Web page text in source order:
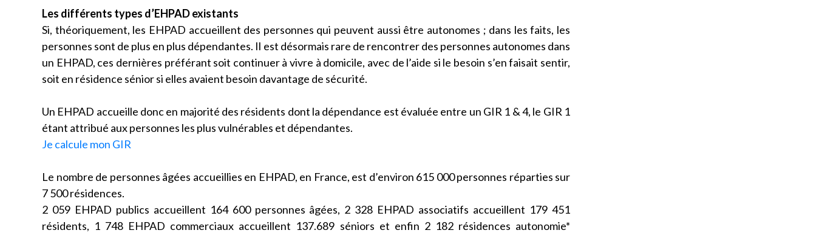
Les différents types d’EHPAD existants
Si, théoriquement, les EHPAD accueillent des personnes qui peuvent aussi être autonomes ; dans les faits, les
personnes sont de plus en plus dépendantes. Il est désormais rare de rencontrer des personnes autonomes dans
un EHPAD, ces dernières préférant soit continuer à vivre à domicile, avec de l’aide si le besoin s’en faisait sentir,
soit en résidence sénior si elles avaient besoin davantage de sécurité.
Un EHPAD accueille donc en majorité des résidents dont la dépendance est évaluée entre un GIR 1 & 4, le GIR 1
étant attribué aux personnes les plus vulnérables et dépendantes.
Je calcule mon GIR
Le nombre de personnes âgées accueillies en EHPAD, en France, est d’environ 615 000 personnes réparties sur
7 500 résidences.
2 059 EHPAD publics accueillent 164 600 personnes âgées, 2 328 EHPAD associatifs accueillent 179 451
résidents, 1 748 EHPAD commerciaux accueillent 137.689 séniors et enfin 2 182 résidences autonomie*